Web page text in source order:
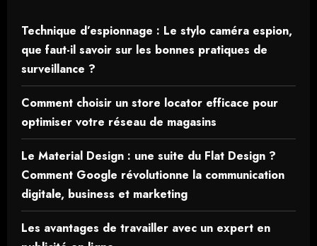
Technique d’espionnage : Le stylo caméra espion,
que faut-il savoir sur les bonnes pratiques de
surveillance ?
Comment choisir un store locator efficace pour
optimiser votre réseau de magasins
Le Material Design : une suite du Flat Design ?
Comment Google révolutionne la communication
digitale, business et marketing
Les avantages de travailler avec un expert en